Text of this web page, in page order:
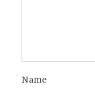
Name